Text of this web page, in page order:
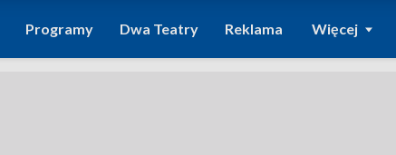
Programy Dwa Teatry Reklama Więcej